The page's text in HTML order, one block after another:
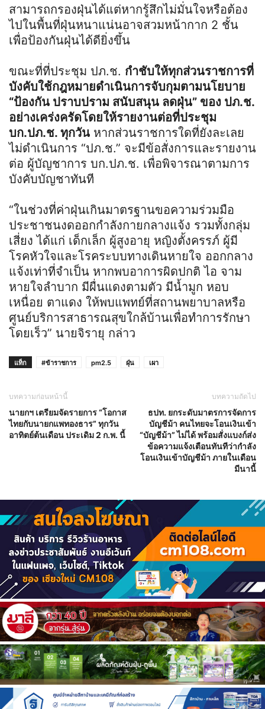
สามารถกรองฝุ่นได้แต่หากรู้สึกไม่มั่นใจหรือต้อง
ไปในพื้นที่ฝุ่นหนาแน่นอาจสวมหน้ากาก 2 ชั้น
เพื่อป้องกันฝุ่นได้ดียิ่งขึ้น
ขณะที่ที่ประชุม ปภ.ช. กำชับให้ทุกส่วนราชการที่
บังคับใช้กฎหมายดำเนินการจับกุมตามนโยบาย
“ป้องกัน ปราบปราม สนับสนุน ลดฝุ่น” ของ ปภ.ช.
อย่างเคร่งครัดโดยให้รายงานต่อที่ประชุม
บก.ปภ.ช. ทุกวัน หากส่วนราชการใดที่ยังละเลย
ไม่ดำเนินการ “ปภ.ช.” จะมีข้อสั่งการและรายงาน
ต่อ ผู้บัญชาการ บก.ปภ.ช. เพื่อพิจารณาตามการ
บังคับบัญชาทันที
“ในช่วงที่ค่าฝุ่นเกินมาตรฐานขอความร่วมมือ
ประชาชนงดออกกำลังกายกลางแจ้ง รวมทั้งกลุ่ม
เสี่ยง ได้แก่ เด็กเล็ก ผู้สูงอายุ หญิงตั้งครรภ์ ผู้มี
โรคหัวใจและโรคระบบทางเดินหายใจ ออกกลาง
แจ้งเท่าที่จำเป็น หากพบอาการผิดปกติ ไอ จาม
หายใจลำบาก มีผื่นแดงตามตัว มีน้ำมูก หอบ
เหนื่อย ตาแดง ให้พบแพทย์ที่สถานพยาบาลหรือ
ศูนย์บริการสาธารณสุขใกล้บ้านเพื่อทำการรักษา
โดยเร็ว” นายจิรายุ กล่าว
แท็ก #ข้าราชการ pm2.5 ฝุ่น เผา
บทความก่อนหน้านี้
นายกฯ เตรียมจัดรายการ “โอกาส
ไทยกับนายกแพทองธาร” ทุกวัน
อาทิตย์ต้นเดือน ประเดิม 2 ก.พ. นี้
บทความถัดไป
ธปท. ยกระดับมาตรการจัดการ
บัญชีม้า คนไทยจะโอนเงินเข้า
“บัญชีม้า” ไม่ได้ พร้อมสั่งแบงก์ส่ง
ข้อความแจ้งเตือนทันทีว่ากำลัง
โอนเงินเข้าบัญชีม้า ภายในเดือน
มีนานี้